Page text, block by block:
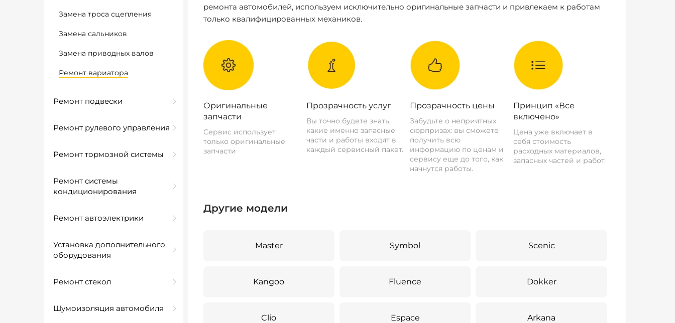
Замена троса сцепления
Замена сальников
Замена приводных валов
Ремонт вариатора
Ремонт подвески
Ремонт рулевого управления
Ремонт тормозной системы
Ремонт системы
кондиционирования
Ремонт автоэлектрики
Установка дополнительного
оборудования
Ремонт стекол
Шумоизоляция автомобиля
ремонта автомобилей, используем исключительно оригинальные запчасти и привлекаем к работам
только квалифицированных механиков.
Оригинальные
запчасти
Сервис использует
только оригинальные
запчасти
Прозрачность услуг
Вы точно будете знать,
какие именно запасные
части и работы входят в
каждый сервисный пакет.
Прозрачность цены
Забудьте о неприятных
сюрпризах: вы сможете
получить всю
информацию по ценам и
сервису еще до того, как
начнутся работы.
Принцип «Все
включено»
Цена уже включает в
себя стоимость
расходных материалов,
запасных частей и работ.
Другие модели
Master Symbol Scenic
Kangoo Fluence Dokker
Clio Espace Arkana